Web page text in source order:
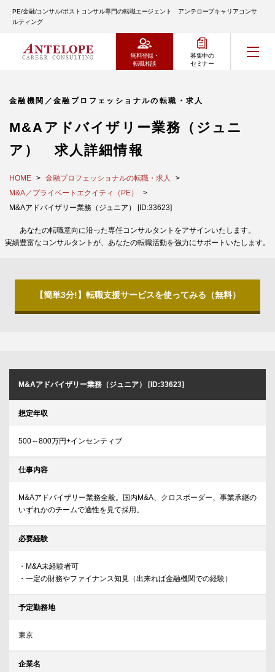
PE/金融/コンサル/ポストコンサル専門の転職エージェント アンテロープキャリアコンサ
ルティング
無料登録・
転職相談
募集中の
セミナー
金融機関／金融プロフェッショナルの転職・求人
M&Aアドバイザリー業務（ジュニ
ア） 求人詳細情報
HOME
金融プロフェッショナルの転職・求人
M&A／プライベートエクイティ（PE）
M&Aアドバイザリー業務（ジュニア） [ID:33623]
あなたの転職意向に沿った専任コンサルタントをアサインいたします。
実績豊富なコンサルタントが、あなたの転職活動を強力にサポートいたします。
【簡単3分!】転職支援サービスを使ってみる（無料）
M&Aアドバイザリー業務（ジュニア） [ID:33623]
想定年収
500～800万円+インセンティブ
仕事内容
M&Aアドバイザリー業務全般。国内M&A、クロスボーダー、事業承継の
いずれかのチームで適性を見て採用。
必要経験
・M&A未経験者可
・一定の財務やファイナンス知見（出来れば金融機関での経験）
予定勤務地
東京
企業名